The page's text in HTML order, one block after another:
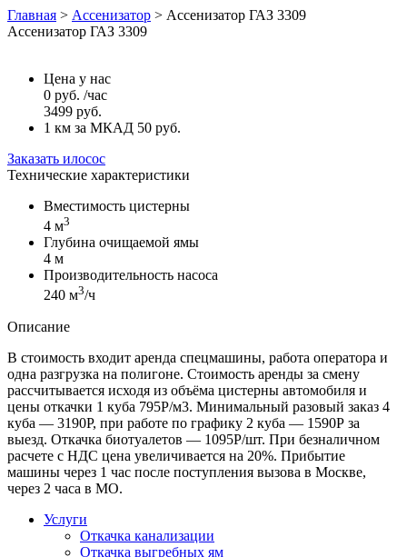
Главная > Ассенизатор > Ассенизатор ГАЗ 3309
Ассенизатор ГАЗ 3309
Цена у нас
0 руб. /час
3499 руб.
1 км за МКАД 50 руб.
Заказать илосос
Технические характеристики
Вместимость цистерны
4 м3
Глубина очищаемой ямы
4 м
Производительность насоса
240 м3/ч
Описание
В стоимость входит аренда спецмашины, работа оператора и
одна разгрузка на полигоне. Стоимость аренды за смену
рассчитывается исходя из объёма цистерны автомобиля и
цены откачки 1 куба 795Р/м3. Минимальный разовый заказ 4
куба — 3190Р, при работе по графику 2 куба — 1590Р за
выезд. Откачка биотуалетов — 1095Р/шт. При безналичном
расчете с НДС цена увеличивается на 20%. Прибытие
машины через 1 час после поступления вызова в Москве,
через 2 часа в МО.
Услуги
Откачка канализации
Откачка выгребных ям